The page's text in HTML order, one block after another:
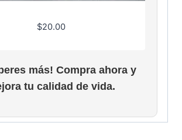
$20.00
más! Compra ahora y
tu calidad de vida.